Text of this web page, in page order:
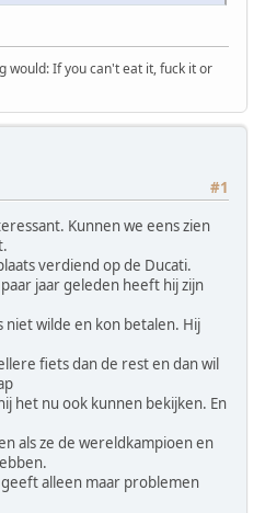
would: If you can't eat it, fuck it or
#1
Kunnen we eens zien
verdiend op de Ducati.
jaar geleden heeft hij zijn
niet wilde en kon betalen. Hij
fiets dan de rest en dan wil
het nu ook kunnen bekijken. En
als ze de wereldkampioen en
alleen maar problemen